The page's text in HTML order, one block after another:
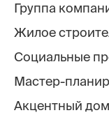
Группа
Жилое
Социальные
Мастер-
Акцентный